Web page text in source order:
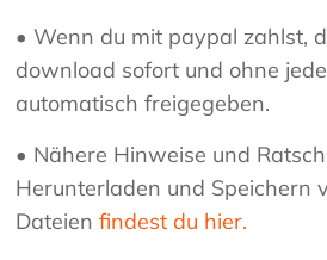
• Wenn du mit paypal zahlst,
download sofort und ohne
automatisch freigegeben.
• Nähere Hinweise und
Herunterladen und Speichern
Dateienfindest du hier.